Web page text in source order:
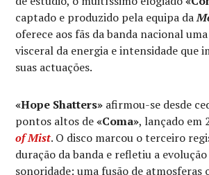
captado e produzido pela equipa da
oferece aos fãs da banda nacional
visceral da energia e intensidade que
suas actuações.
«Hope Shatters» afirmou-se desde
pontos altos de«Coma», lançado em
of Mist. O disco marcou o terceiro
duração da banda e refletiu a evolução
sonoridade: uma fusão de atmosferas